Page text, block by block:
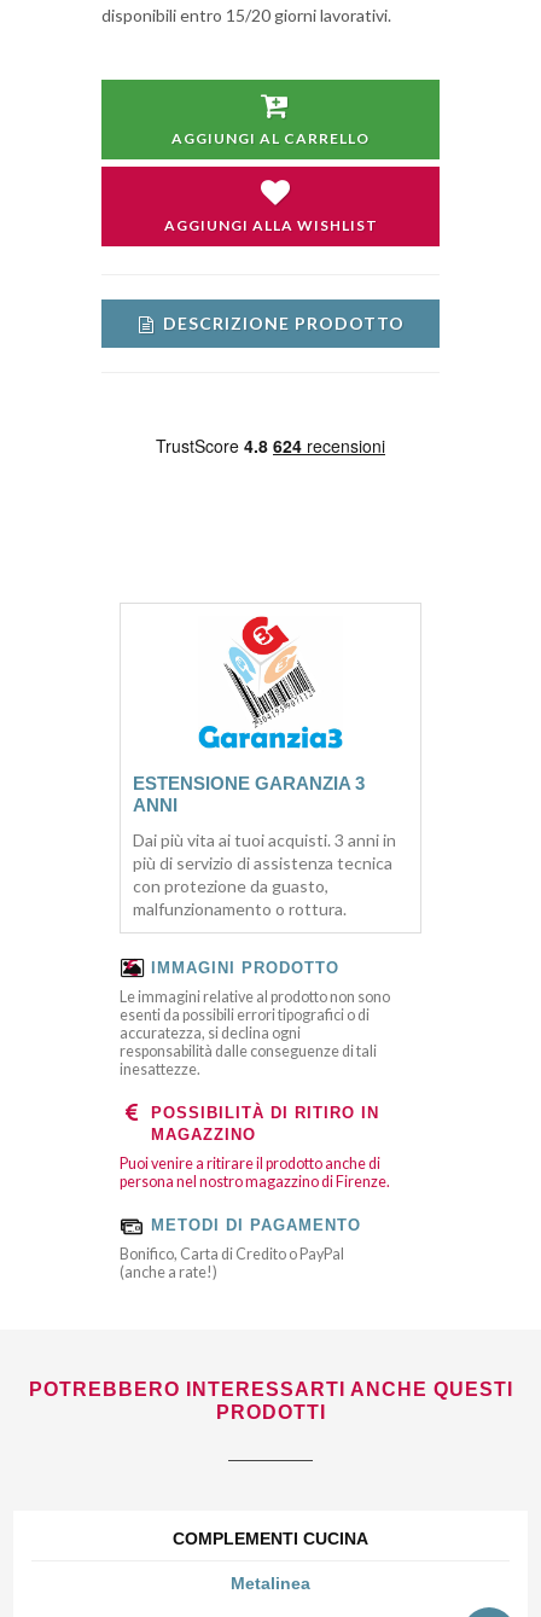
disponibili entro 15/20 giorni lavorativi.
AGGIUNGI AL CARRELLO
AGGIUNGI ALLA WISHLIST
DESCRIZIONE PRODOTTO
ESTENSIONE GARANZIA 3
ANNI
Dai più vita ai tuoi acquisti. 3 anni in
più di servizio di assistenza tecnica
con protezione da guasto,
malfunzionamento o rottura.
IMMAGINI PRODOTTO
Le immagini relative al prodotto non sono
esenti da possibili errori tipografici o di
accuratezza, si declina ogni
responsabilità dalle conseguenze di tali
inesattezze.
POSSIBILITÀ DI RITIRO IN
MAGAZZINO
Puoi venire a ritirare il prodotto anche di
persona nel nostro magazzino di Firenze.
METODI DI PAGAMENTO
Bonifico, Carta di Credito o PayPal
(anche a rate!)
POTREBBERO INTERESSARTI ANCHE QUESTI
PRODOTTI
COMPLEMENTI CUCINA
Metalinea